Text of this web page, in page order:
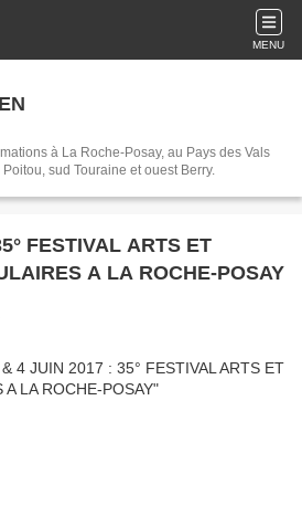
MENU
à La Roche-Posay, au Pays des Vals
sud Touraine et ouest Berry.
FESTIVAL ARTS ET
A LA ROCHE-POSAY